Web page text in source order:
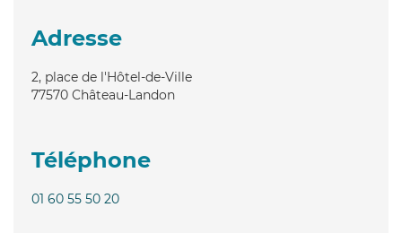
Adresse
2, place de l'Hôtel-de-Ville
77570 Château-Landon
Téléphone
01 60 55 50 20